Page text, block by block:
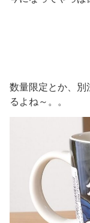
数量限定とか、別
るよね～。。